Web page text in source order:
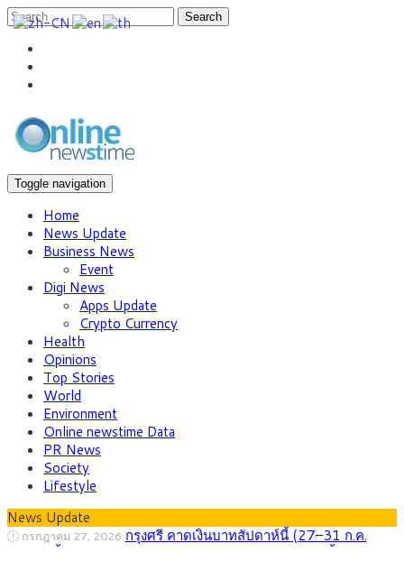
Search
Toggle navigation
Home
News Update
Business News
Event
Digi News
Apps Update
Crypto Currency
Health
Opinions
Top Stories
World
Environment
Online newstime Data
PR News
Society
Lifestyle
News Update
กรกฎาคม 27, 2026 กรุงศรี คาดเงินบาทสัปดาห์นี้ (27–31 ก.ค.